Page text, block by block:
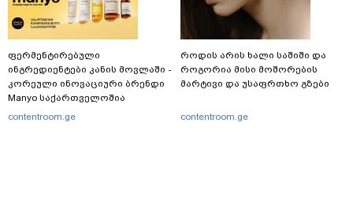
ფერმენტირებული
ინგრედიენტები კანის მოვლაში -
კორეული ინოვაციური ბრენდი
Manyo საქართველოშია
contentroom.ge
როდის არის ხალი საშიში და
როგორია მისი მოშორების
მარტივი და უსაფრთხო გზები
contentroom.ge